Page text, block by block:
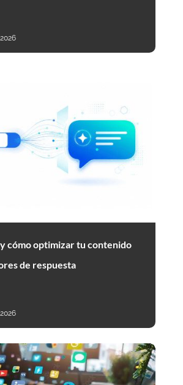
cómo optimizar tu contenido
de respuesta